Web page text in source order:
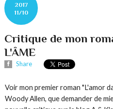
2017
11/10
Critique de mon
L'ÂME
Share
Voir mon premier roman "L'amor
Woody Allen, que demander de